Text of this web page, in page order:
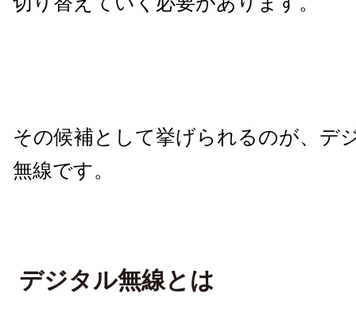
その候補として挙げられるのが、デ
無線です。
デジタル無線とは